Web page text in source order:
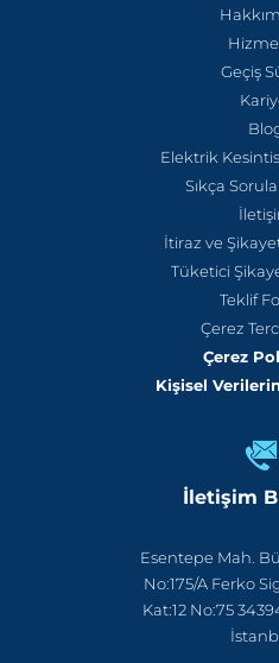
Geçiş
Elektrik
Sıkça
İtiraz ve
Tüketici
Teklif
Çerez
Çerez
Kişisel
İletişim
Esentepe Mah.
No:175/A Ferko
Kat:12 No:75